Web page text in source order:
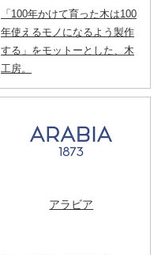
「100年かけて育った木は100
年使えるモノになるよう製作
する」をモットーとした、木
工房。
アラビア